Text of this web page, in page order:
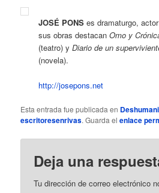
JOSÉ PONS es dramaturgo,
sus obras destacanOmo y
(teatro) yDiario de un
(novela).
http://josepons.net
Esta entrada fue publicada en
escritoresenrivas. Guarda elenlace
Deja una
Tu dirección de correo electrónico